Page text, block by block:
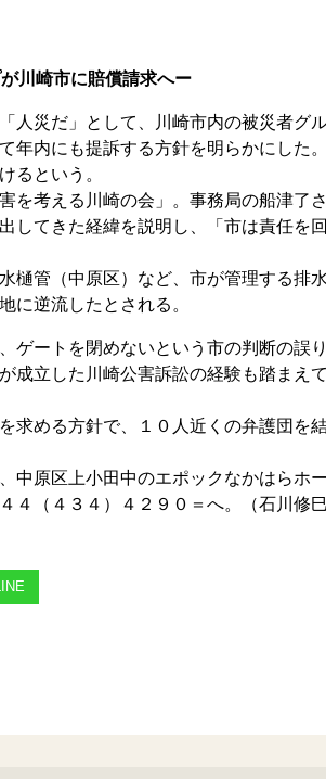
川崎市に賠償請求へー
災だ」として、川崎市内の被災者グ
年内にも提訴する方針を明らかにした
るという。
を考える川崎の会」。事務局の船津了
してきた経緯を説明し、「市は責任を
管（中原区）など、市が管理する排
に逆流したとされる。
ートを閉めないという市の判断の誤
成立した川崎公害訴訟の経験も踏まえ
める方針で、１０人近くの弁護団を
原区上小田中のエポックなかはらホ
４（４３４）４２９０＝へ。（石川修巳